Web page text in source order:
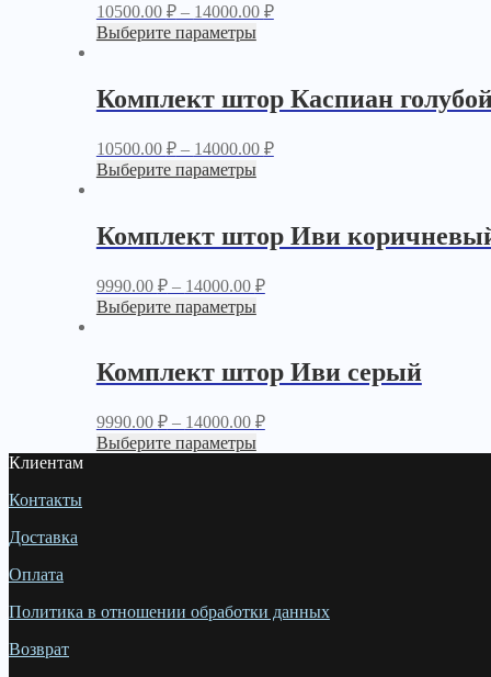
10500.00 ₽– 14000.00 ₽
Выберите параметры
Комплект штор Каспиан
10500.00 ₽– 14000.00 ₽
Выберите параметры
Комплект штор Иви
9990.00 ₽– 14000.00 ₽
Выберите параметры
Комплект штор Иви серый
9990.00 ₽– 14000.00 ₽
Выберите параметры
Клиентам
Контакты
Доставка
Оплата
Политика в отношении обработки данных
Возврат